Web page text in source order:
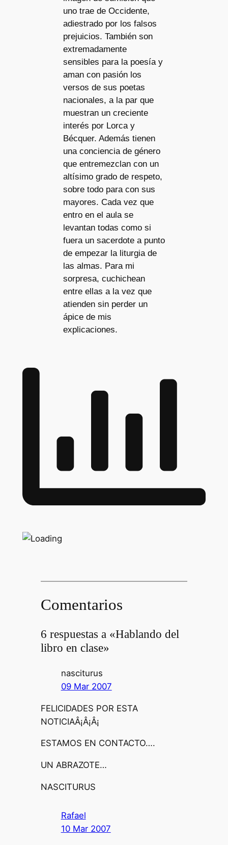
uno trae de Occidente,
adiestrado por los falsos
prejuicios. También son
extremadamente
sensibles para la poesía y
aman con pasión los
versos de sus poetas
nacionales, a la par que
muestran un creciente
interés por Lorca y
Bécquer. Además tienen
una conciencia de género
que entremezclan con un
altísimo grado de respeto,
sobre todo para con sus
mayores. Cada vez que
entro en el aula se
levantan todas como si
fuera un sacerdote a punto
de empezar la liturgia de
las almas. Para mi
sorpresa, cuchichean
entre ellas a la vez que
atienden sin perder un
ápice de mis
explicaciones.
Comentarios
6 respuestas a «Hablando del
libro en clase»
nasciturus
09 Mar 2007
FELICIDADES POR ESTA
NOTICIAÂ¡Â¡Â¡
ESTAMOS EN CONTACTO….
UN ABRAZOTE…
NASCITURUS
Rafael
10 Mar 2007